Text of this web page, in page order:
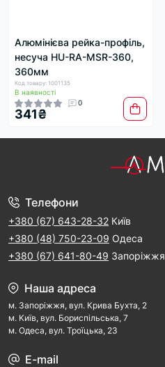
Алюмінієва рейка-профіль,
несуча HU-RA-MSR-360,
360мм
Код товару: 1001135
В наявності
0
341₴
Телефони
+380 (67) 643-28-32 Київ
+380 (48) 750-23-09 Одеса
+380 (67) 641-80-49 Запоріжжя
Наша адреса
м. Запорiжжя, вул. Крива Бухта, 2
м. Kиїв, вул. Бориспільська, 7
м. Одеса, вул. Троїцька, 23
E-mail